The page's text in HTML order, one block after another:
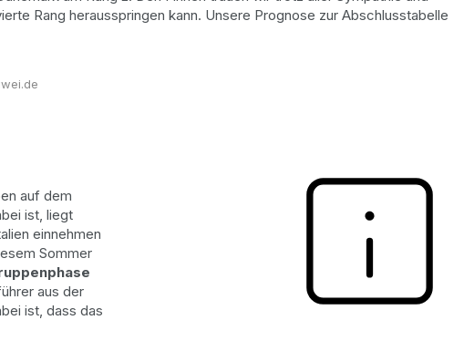
Rang herausspringen kann. Unsere Prognose zur Abschlusstabelle
auf dem
ist, liegt
einnehmen
Sommer
aus der
ist, dass das